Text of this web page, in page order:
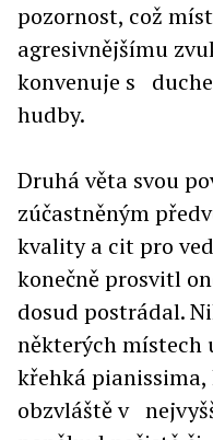
pozornost, což
agresivnějšímu
konvenuje s
hudby.
Druhá věta svou
zúčastněným
kvality a cit pro
konečně prosvitl
dosud postrádal.
některých místech
křehká
obzvláště v